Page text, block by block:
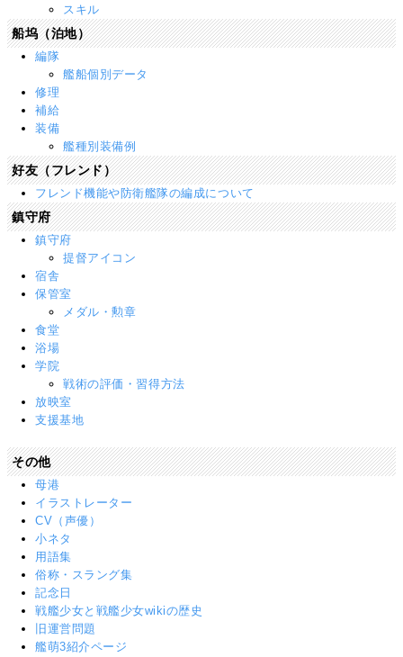
スキル
船坞（泊地）
編隊
艦船個別データ
修理
補給
装備
艦種別装備例
好友（フレンド）
フレンド機能や防衛艦隊の編成について
鎮守府
鎮守府
提督アイコン
宿舎
保管室
メダル・勲章
食堂
浴場
学院
戦術の評価・習得方法
放映室
支援基地
その他
母港
イラストレーター
CV（声優）
小ネタ
用語集
俗称・スラング集
記念日
戦艦少女と戦艦少女wikiの歴史
旧運営問題
艦萌3紹介ページ